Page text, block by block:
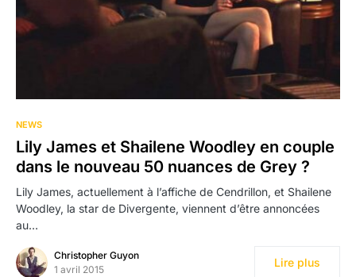
NEWS
Lily James et Shailene Woodley en couple
dans le nouveau 50 nuances de Grey ?
Lily James, actuellement à l’affiche de Cendrillon, et Shailene
Woodley, la star de Divergente, viennent d’être annoncées
au…
Christopher Guyon
1 avril 2015
Lire plus